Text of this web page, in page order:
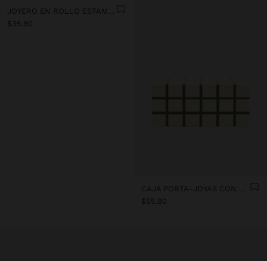
JOYERO EN ROLLO ESTAMPADO DE NYLON
$35.90
CAJA PORTA-JOYAS CON CUADROS
$55.90